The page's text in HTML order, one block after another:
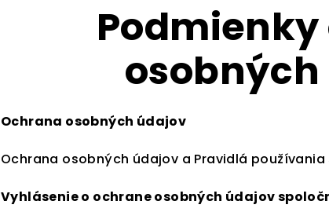
Ochrana osobných údajov
Ochrana osobných údajov a Pravidlá používania
Vyhlásenie o ochrane osobných údajov